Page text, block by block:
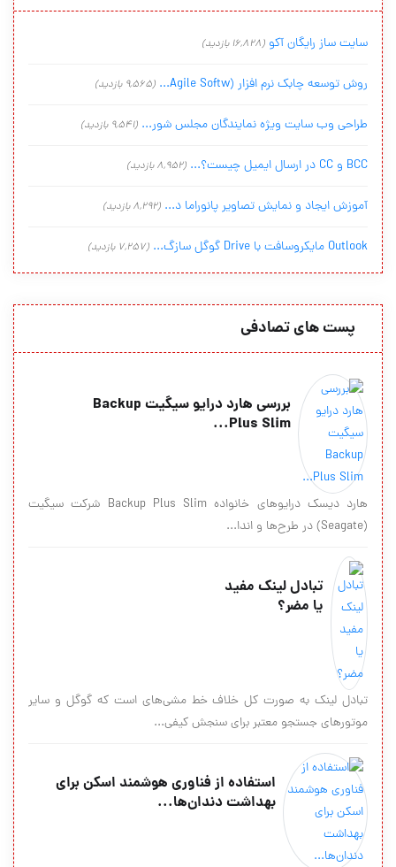
سایت ساز رایگان آکو (16,828 بازدید)
روش توسعه چابک نرم افزار (Agile Softw... (9,565 بازدید)
طراحی وب سایت ویژه نمایندگان مجلس شور... (9,541 بازدید)
BCC و CC در ارسال ایمیل چیست؟... (8,952 بازدید)
آموزش ایجاد و نمایش تصاویر پانوراما د... (8,292 بازدید)
Outlook مایکروسافت با Drive گوگل سازگ... (7,257 بازدید)
پست های تصادفی
بررسی هارد درایو سیگیت Backup
Plus Slim...
هارد دیسک درایو‌های خانواده Backup Plus Slim شرکت سیگیت
(Seagate) در طرح‌ها و اندا...
تبادل لینک مفید
یا مضر؟
تبادل لینک به صورت کل خلاف خط مشی‌های است که گوگل و سایر
موتورهای جستجو معتبر برای سنجش کیفی...
استفاده از فناوری هوشمند اسکن برای
بهداشت دندان‌ها...